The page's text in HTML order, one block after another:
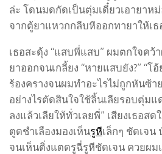
ล่ะ โดนมดกัดเป็นตุ่มเดี๋ยวเอายาห
จากตู้ยาแหวกกลีบหีออกทายาให้เธ
เธอสะดุ้ง “แสบพี่แสบ” ผมตกใจคว้
ยาออกจนเกลี้ยง “หายแสบยัง?” “โ
ร้องครางจนผมทำอะไรไม่ถูกหันซ้า
อย่างไรตัดสินใจใช้ลิ้นเลียรอบตุ่มแ
ลงแล้วเลียให้ทั่วเลยพี่” เสียงเธอส
ตูดชำเลืองมองเห็นรูหีเล็กๆ ชัดเจ
จนเห็นติ่งแตดรูฉี่รูหีชัดเจน ควยผ